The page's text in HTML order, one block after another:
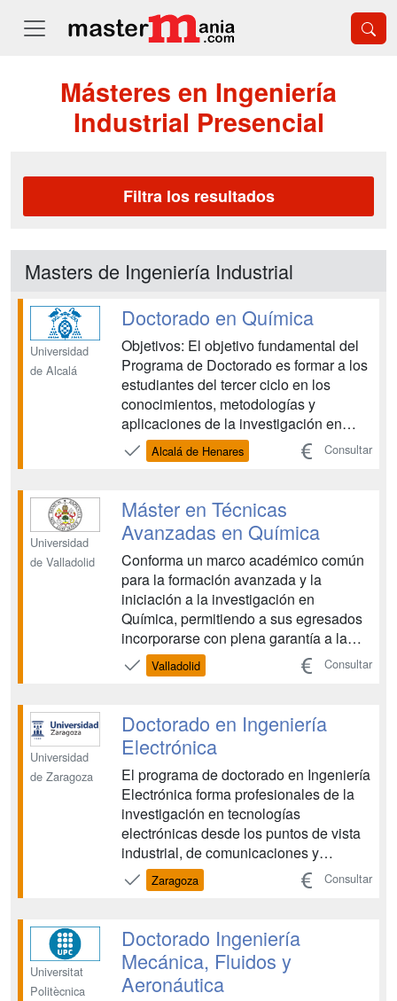
Másteres en Ingeniería
Industrial Presencial
Filtra los resultados
Masters de Ingeniería Industrial
Universidad
de Alcalá
Doctorado en Química
Objetivos: El objetivo fundamental del
Programa de Doctorado es formar a los
estudiantes del tercer ciclo en los
conocimientos, metodologías y
aplicaciones de la investigación en
Química, en sus diferentes campos de
aplicación, lo que les permitirá enlazar
formación científica mediante la
realización de la Tesis Doctoral en ...
Alcalá de Henares Consultar
Universidad
de Valladolid
Máster en Técnicas
Avanzadas en Química
Conforma un marco académico común
para la formación avanzada y la
iniciación a la investigación en
Química, permitiendo a sus egresados
incorporarse con plena garantía a la
formación doctoral en Química, así
como dotarles de las competencias
actividades de investigación, tanto en
entornos académicos como en centros
de ...
Valladolid Consultar
Universidad
de Zaragoza
Doctorado en Ingeniería
Electrónica
El programa de doctorado en Ingeniería
Electrónica forma profesionales de la
investigación en tecnologías
electrónicas desde los puntos de vista
industrial, de comunicaciones y
científico....
Zaragoza Consultar
Universitat
Politècnica
Doctorado Ingeniería
Mecánica, Fluidos y
Aeronáutica